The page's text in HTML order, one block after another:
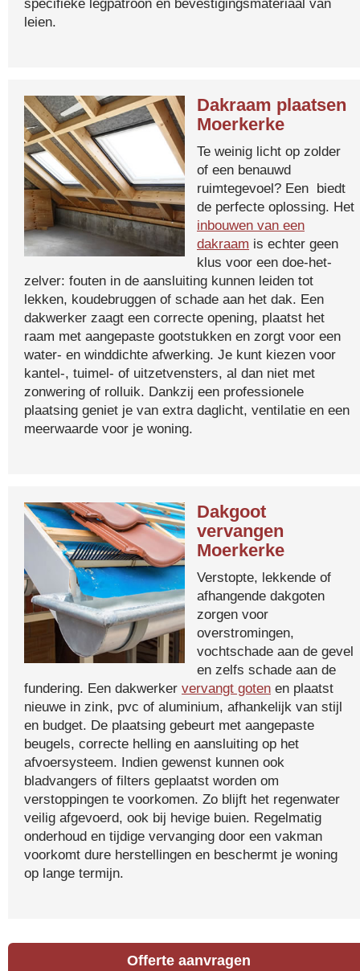
specifieke legpatroon en bevestigingsmateriaal van
leien.
Dakraam plaatsen
Moerkerke
Te weinig licht op zolder
of een benauwd
ruimtegevoel? Een biedt
de perfecte oplossing. Het
inbouwen van een
dakraam is echter geen
klus voor een doe-het-
zelver: fouten in de aansluiting kunnen leiden tot
lekken, koudebruggen of schade aan het dak. Een
dakwerker zaagt een correcte opening, plaatst het
raam met aangepaste gootstukken en zorgt voor een
water- en winddichte afwerking. Je kunt kiezen voor
kantel-, tuimel- of uitzetvensters, al dan niet met
zonwering of rolluik. Dankzij een professionele
plaatsing geniet je van extra daglicht, ventilatie en een
meerwaarde voor je woning.
Dakgoot
vervangen
Moerkerke
Verstopte, lekkende of
afhangende dakgoten
zorgen voor
overstromingen,
vochtschade aan de gevel
en zelfs schade aan de
fundering. Een dakwerker vervangt goten en plaatst
nieuwe in zink, pvc of aluminium, afhankelijk van stijl
en budget. De plaatsing gebeurt met aangepaste
beugels, correcte helling en aansluiting op het
afvoersysteem. Indien gewenst kunnen ook
bladvangers of filters geplaatst worden om
verstoppingen te voorkomen. Zo blijft het regenwater
veilig afgevoerd, ook bij hevige buien. Regelmatig
onderhoud en tijdige vervanging door een vakman
voorkomt dure herstellingen en beschermt je woning
op lange termijn.
Offerte aanvragen